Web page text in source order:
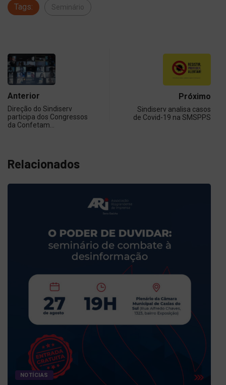
Tags: Seminário
Anterior
Direção do Sindiserv
participa dos Congressos
da Confetam…
Próximo
Sindiserv analisa casos
de Covid-19 na SMSPPS
Relacionados
OUTRAS AÇÕES
Sindiserv convida para o IV
13/08/2024